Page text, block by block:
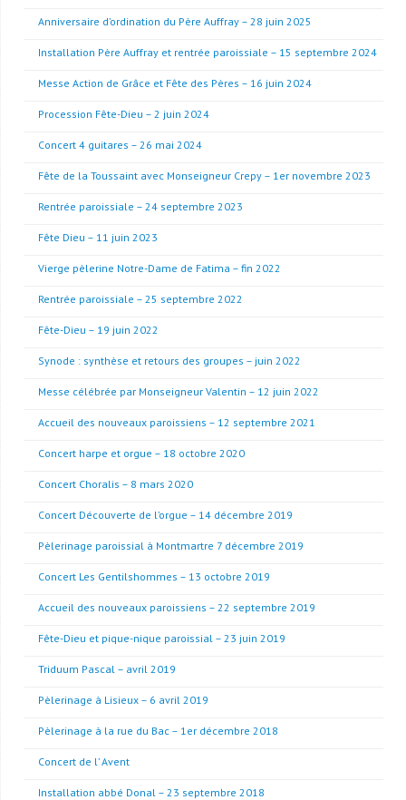
Anniversaire d’ordination du Père Auffray – 28 juin 2025
Installation Père Auffray et rentrée paroissiale – 15 septembre 2024
Messe Action de Grâce et Fête des Pères – 16 juin 2024
Procession Fête-Dieu – 2 juin 2024
Concert 4 guitares – 26 mai 2024
Fête de la Toussaint avec Monseigneur Crepy – 1er novembre 2023
Rentrée paroissiale – 24 septembre 2023
Fête Dieu – 11 juin 2023
Vierge pèlerine Notre-Dame de Fatima – fin 2022
Rentrée paroissiale – 25 septembre 2022
Fête-Dieu – 19 juin 2022
Synode : synthèse et retours des groupes – juin 2022
Messe célébrée par Monseigneur Valentin – 12 juin 2022
Accueil des nouveaux paroissiens – 12 septembre 2021
Concert harpe et orgue – 18 octobre 2020
Concert Choralis – 8 mars 2020
Concert Découverte de l’orgue – 14 décembre 2019
Pèlerinage paroissial à Montmartre 7 décembre 2019
Concert Les Gentilshommes – 13 octobre 2019
Accueil des nouveaux paroissiens – 22 septembre 2019
Fête-Dieu et pique-nique paroissial – 23 juin 2019
Triduum Pascal – avril 2019
Pèlerinage à Lisieux – 6 avril 2019
Pèlerinage à la rue du Bac – 1er décembre 2018
Concert de l’ Avent
Installation abbé Donal – 23 septembre 2018